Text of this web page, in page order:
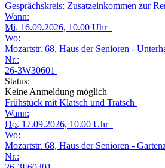
Gesprächskreis: Zusatzeinkommen zur
Wann:
Mi. 16.09.2026, 10.00 Uhr
Wo:
Mozartstr. 68, Haus der Senioren -
Nr.:
26-3W30601
Status:
Keine Anmeldung möglich
Frühstück mit Klatsch und Tratsch
Wann:
Do. 17.09.2026, 10.00 Uhr
Wo:
Mozartstr. 68, Haus der Senioren -
Nr.: